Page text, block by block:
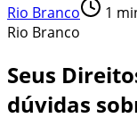
Rio Branco 1
Rio Branco
Seus
dúvidas